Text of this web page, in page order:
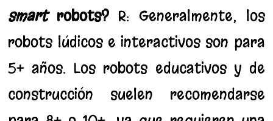
smartrobots?R: Generalmente, los
robots lúdicos e interactivos son para
5+ años. Los robots educativos y de
construcción suelen recomendarse